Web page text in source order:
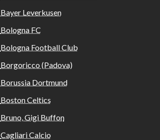
Bayer Leverkusen
Bologna FC
Bologna Football Club
Borgoricco (Padova)
Borussia Dortmund
Boston Celtics
Bruno, Gigi Buffon
Cagliari Calcio